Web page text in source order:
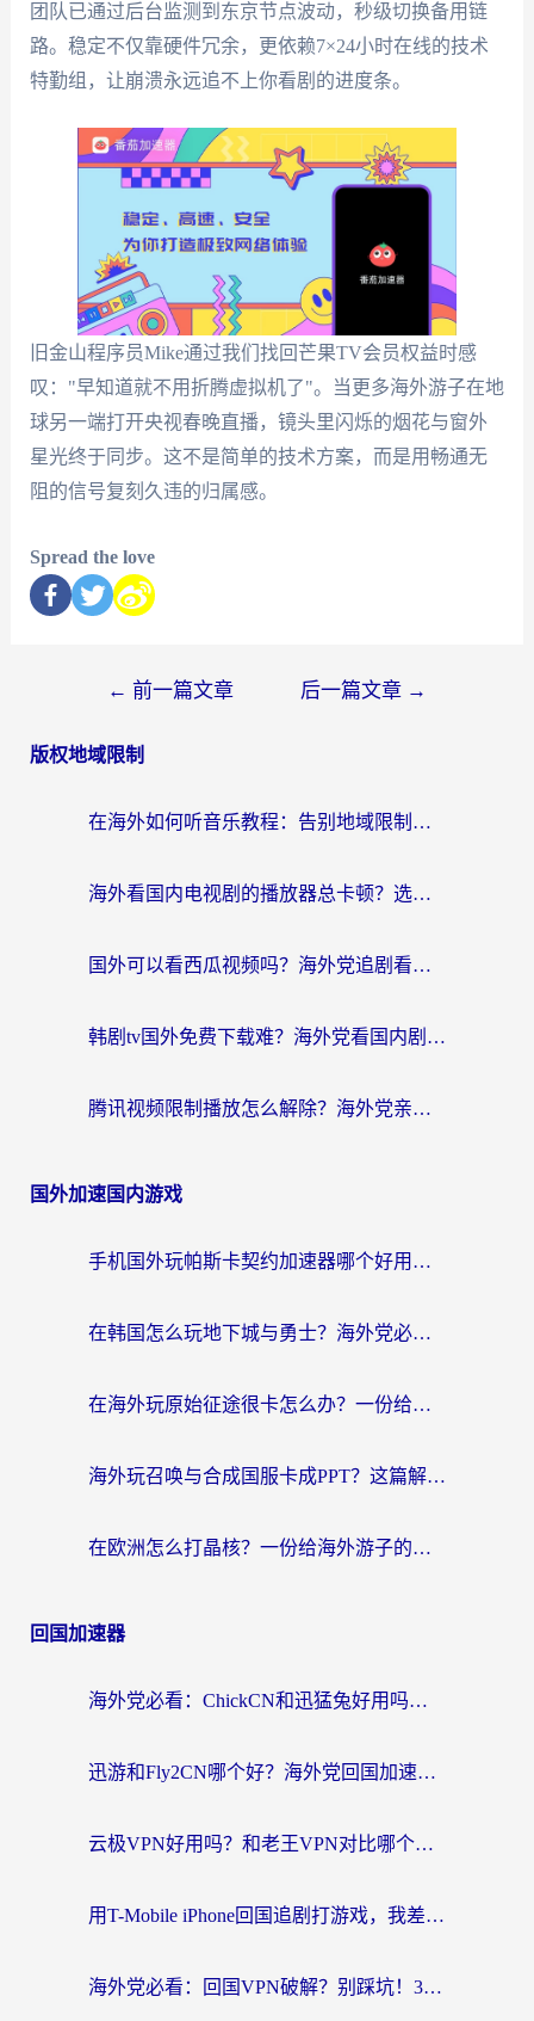
团队已通过后台监测到东京节点波动，秒级切换备用链
路。稳定不仅靠硬件冗余，更依赖7×24小时在线的技术
特勤组，让崩溃永远追不上你看剧的进度条。
旧金山程序员Mike通过我们找回芒果TV会员权益时感
叹："早知道就不用折腾虚拟机了"。当更多海外游子在地
球另一端打开央视春晚直播，镜头里闪烁的烟花与窗外
星光终于同步。这不是简单的技术方案，而是用畅通无
阻的信号复刻久违的归属感。
Spread the love
← 前一篇文章 后一篇文章 →
版权地域限制
在海外如何听音乐教程：告别地域限制，随时听见国内的声音
海外看国内电视剧的播放器总卡顿？选对回国加速器才是关键
国外可以看西瓜视频吗？海外党追剧看片的终极解决方案
韩剧tv国外免费下载难？海外党看国内剧的加速器选择指南（附实用技巧）
腾讯视频限制播放怎么解除？海外党亲测有效的回国加速指南
国外加速国内游戏
手机国外玩帕斯卡契约加速器哪个好用？海外党国服游戏之路的救星
在韩国怎么玩地下城与勇士？海外党必看的国服游戏加速全攻略
在海外玩原始征途很卡怎么办？一份给游子的终极指南
海外玩召唤与合成国服卡成PPT？这篇解决办法让你丝滑操作
在欧洲怎么打晶核？一份给海外游子的网络加速生存指南
回国加速器
海外党必看：ChickCN和迅猛兔好用吗？3招教你选对回国加速器
迅游和Fly2CN哪个好？海外党回国加速器真实测评与选择心法
云极VPN好用吗？和老王VPN对比哪个回国效果更好？海外党必看的真实体验指南
用T-Mobile iPhone回国追剧打游戏，我差点把手机砸了
海外党必看：回国VPN破解？别踩坑！3步选对加速器无缝刷国内资源